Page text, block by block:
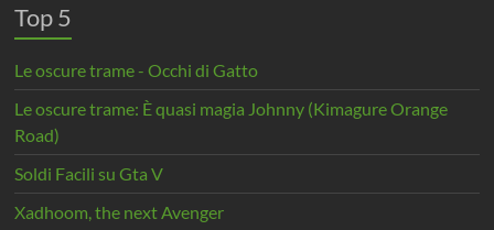
Top 5
Le oscure trame - Occhi di Gatto
Le oscure trame: È quasi magia Johnny (Kimagure Orange
Road)
Soldi Facili su Gta V
Xadhoom, the next Avenger